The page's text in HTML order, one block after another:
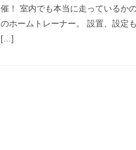
催！ 室内でも本当に走っているか
のホームトレーナー。 設置、設定
[…]